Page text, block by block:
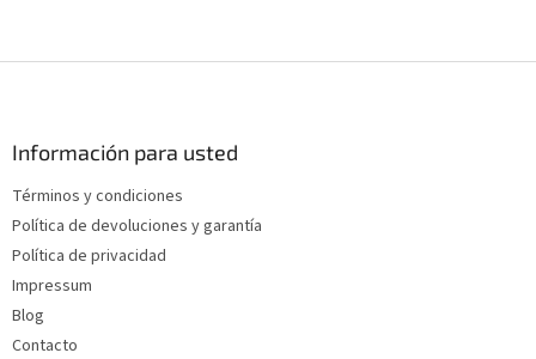
n
Información para usted
Términos y condiciones
Política de devoluciones y garantía
Política de privacidad
Impressum
Blog
Contacto